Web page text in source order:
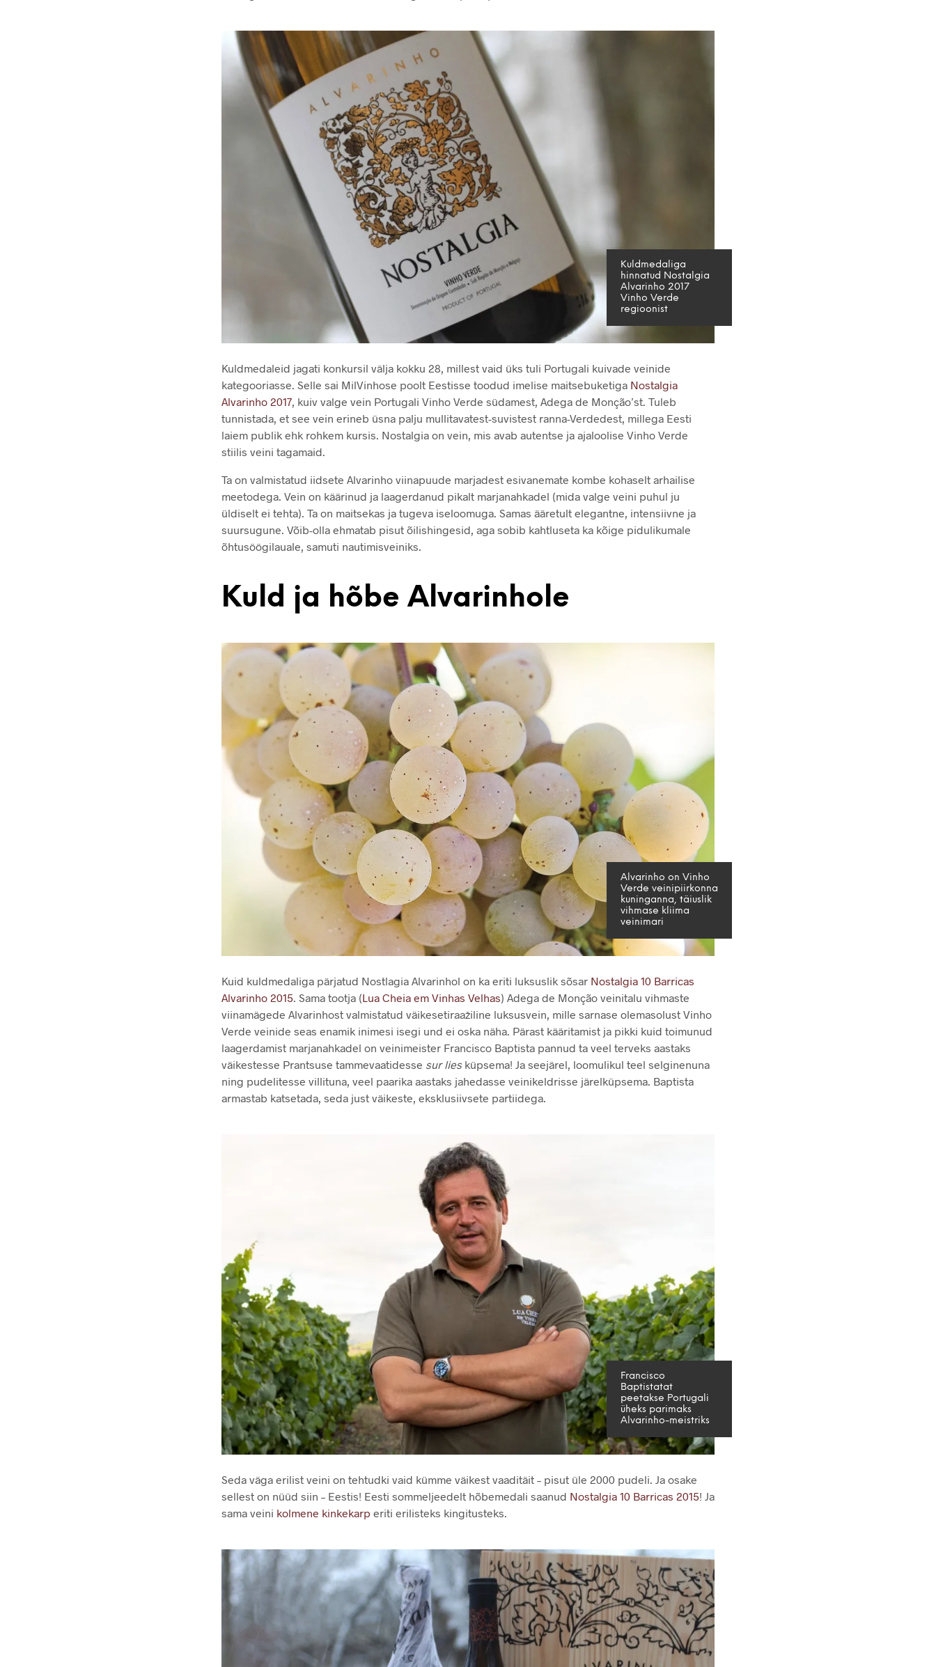
Kuldmedaliga
hinnatud Nostalgia
Alvarinho 2017
Vinho Verde
regioonist
Kuldmedaleid jagati konkursil välja kokku 28, millest vaid üks tuli Portugali kuivade veinide
kategooriasse. Selle sai MilVinhose poolt Eestisse toodud imelise maitsebuketiga Nostalgia
Alvarinho 2017, kuiv valge vein Portugali Vinho Verde südamest, Adega de Monção’st. Tuleb
tunnistada, et see vein erineb üsna palju mullitavatest-suvistest ranna-Verdedest, millega Eesti
laiem publik ehk rohkem kursis. Nostalgia on vein, mis avab autentse ja ajaloolise Vinho Verde
stiilis veini tagamaid.
Ta on valmistatud iidsete Alvarinho viinapuude marjadest esivanemate kombe kohaselt arhailise
meetodega. Vein on käärinud ja laagerdanud pikalt marjanahkadel (mida valge veini puhul ju
üldiselt ei tehta). Ta on maitsekas ja tugeva iseloomuga. Samas ääretult elegantne, intensiivne ja
suursugune. Võib-olla ehmatab pisut õilishingesid, aga sobib kahtluseta ka kõige pidulikumale
õhtusöögilauale, samuti nautimisveiniks.
Kuld ja hõbe Alvarinhole
Alvarinho on Vinho
Verde veinipiirkonna
kuninganna, täiuslik
vihmase kliima
veinimari
Kuid kuldmedaliga pärjatud Nostlagia Alvarinhol on ka eriti luksuslik sõsar Nostalgia 10 Barricas
Alvarinho 2015 . Sama tootja (Lua Cheia em Vinhas Velhas) Adega de Monção veinitalu vihmaste
viinamägede Alvarinhost valmistatud väikesetiraažiline luksusvein, mille sarnase olemasolust Vinho
Verde veinide seas enamik inimesi isegi und ei oska näha. Pärast kääritamist ja pikki kuid toimunud
laagerdamist marjanahkadel on veinimeister Francisco Baptista pannud ta veel terveks aastaks
väikestesse Prantsuse tammevaatidesse sur lies küpsema! Ja seejärel, loomulikul teel selginenuna
ning pudelitesse villituna, veel paarika aastaks jahedasse veinikeldrisse järelküpsema. Baptista
armastab katsetada, seda just väikeste, eksklusiivsete partiidega.
Francisco
Baptistatat
peetakse Portugali
üheks parimaks
Alvarinho-meistriks
Seda väga erilist veini on tehtudki vaid kümme väikest vaaditäit – pisut üle 2000 pudeli. Ja osake
sellest on nüüd siin – Eestis! Eesti sommeljeedelt hõbemedali saanud Nostalgia 10 Barricas 2015! Ja
sama veini kolmene kinkekarp eriti erilisteks kingitusteks.